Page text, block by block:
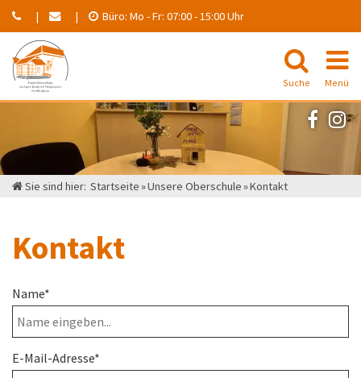
Büro: Mo - Fr: 07:00 - 15:00 Uhr
Suche Menü
Unsere Oberschule
Für Schüler
Fotoalben
Sie sind hier: Startseite»Unsere Oberschule»Kontakt
Kontakt
Name*
E-Mail-Adresse*